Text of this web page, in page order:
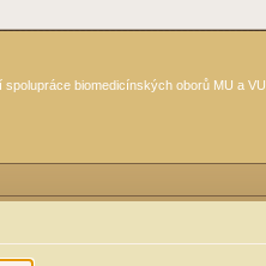
spolupráce biomedicínských oborů MU a